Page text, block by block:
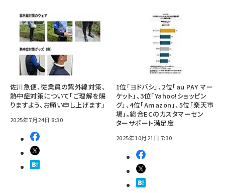
佐川急便、従業員の紫外線対策、
熱中症対策について「ご理解を賜
りますよう、お願い申し上げます」
2025年7月24日 8:30
1位「ヨドバシ」、2位「au PAY マー
ケット」、3位「Yahoo!ショッピン
グ」、4位「Amazon」、5位「楽天市
場」。総合ECのカスタマーセン
ターサポート満足度
2025年10月21日 7:30